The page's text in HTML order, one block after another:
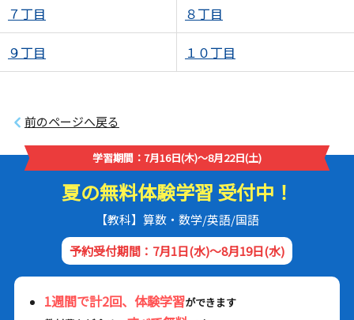
７丁目 ８丁目
９丁目 １０丁目
前のページへ戻る
学習期間：7月16日(木)～8月22日(土)
夏の無料体験学習 受付中！
【教科】算数・数学/英語/国語
予約受付期間：7月1日(水)～8月19日(水)
1週間で計2回、体験学習ができます